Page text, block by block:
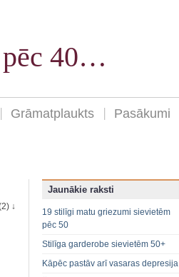
pēc 40…
Grāmatplaukts Pasākumi
↓
Jaunākie raksti
19 stilīgi matu griezumi sievietēm
pēc 50
Stilīga garderobe sievietēm 50+
Kāpēc pastāv arī vasaras depresija